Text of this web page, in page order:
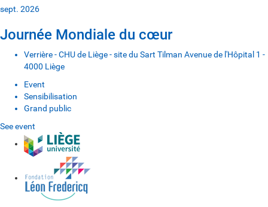
sept. 2026
Journée Mondiale du cœur
Verrière - CHU de Liège - site du Sart Tilman Avenue de l'Hôpital 1 -
4000 Liège
Event
Sensibilisation
Grand public
See event